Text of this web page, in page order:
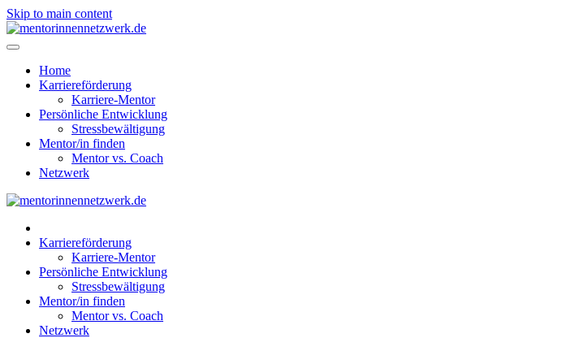
Skip to main content
Home
Karriereförderung
Karriere-Mentor
Persönliche Entwicklung
Stressbewältigung
Mentor/in finden
Mentor vs. Coach
Netzwerk
Karriereförderung
Karriere-Mentor
Persönliche Entwicklung
Stressbewältigung
Mentor/in finden
Mentor vs. Coach
Netzwerk